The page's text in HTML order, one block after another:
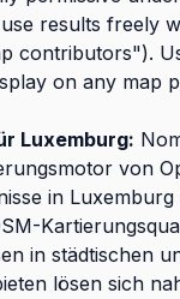
results freely
contributors").
on any map
Luxemburg:
von
in
in städtischen
lösen sich